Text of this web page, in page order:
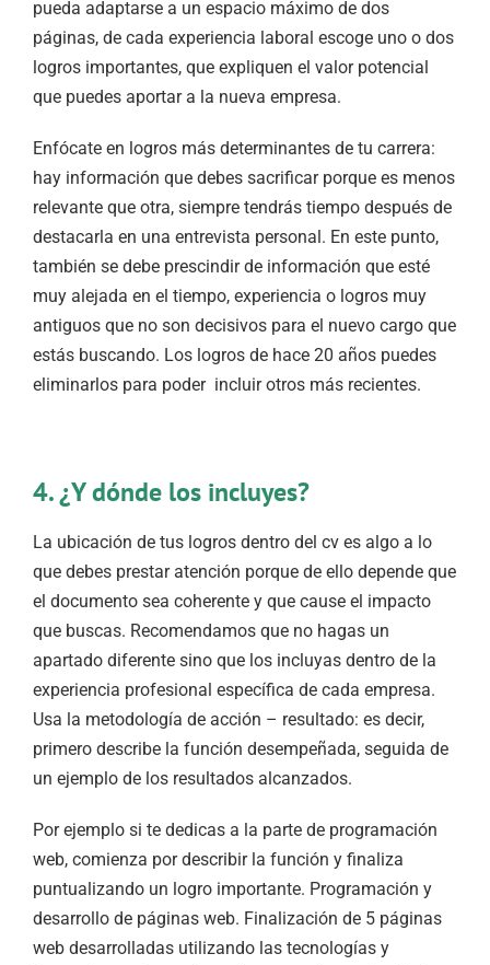
pueda adaptarse a un espacio máximo de dos
páginas, de cada experiencia laboral escoge uno o dos
logros importantes, que expliquen el valor potencial
que puedes aportar a la nueva empresa.
Enfócate en logros más determinantes de tu carrera:
hay información que debes sacrificar porque es menos
relevante que otra, siempre tendrás tiempo después de
destacarla en una entrevista personal. En este punto,
también se debe prescindir de información que esté
muy alejada en el tiempo, experiencia o logros muy
antiguos que no son decisivos para el nuevo cargo que
estás buscando. Los logros de hace 20 años puedes
eliminarlos para poder incluir otros más recientes.
4. ¿Y dónde los incluyes?
La ubicación de tus logros dentro del cv es algo a lo
que debes prestar atención porque de ello depende que
el documento sea coherente y que cause el impacto
que buscas. Recomendamos que no hagas un
apartado diferente sino que los incluyas dentro de la
experiencia profesional específica de cada empresa.
Usa la metodología de acción – resultado: es decir,
primero describe la función desempeñada, seguida de
un ejemplo de los resultados alcanzados.
Por ejemplo si te dedicas a la parte de programación
web, comienza por describir la función y finaliza
puntualizando un logro importante. Programación y
desarrollo de páginas web. Finalización de 5 páginas
web desarrolladas utilizando las tecnologías y